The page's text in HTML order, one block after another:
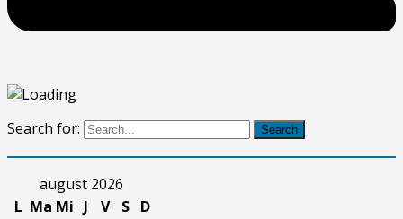
Search for: Search
august 2026
L Ma Mi J V S
D